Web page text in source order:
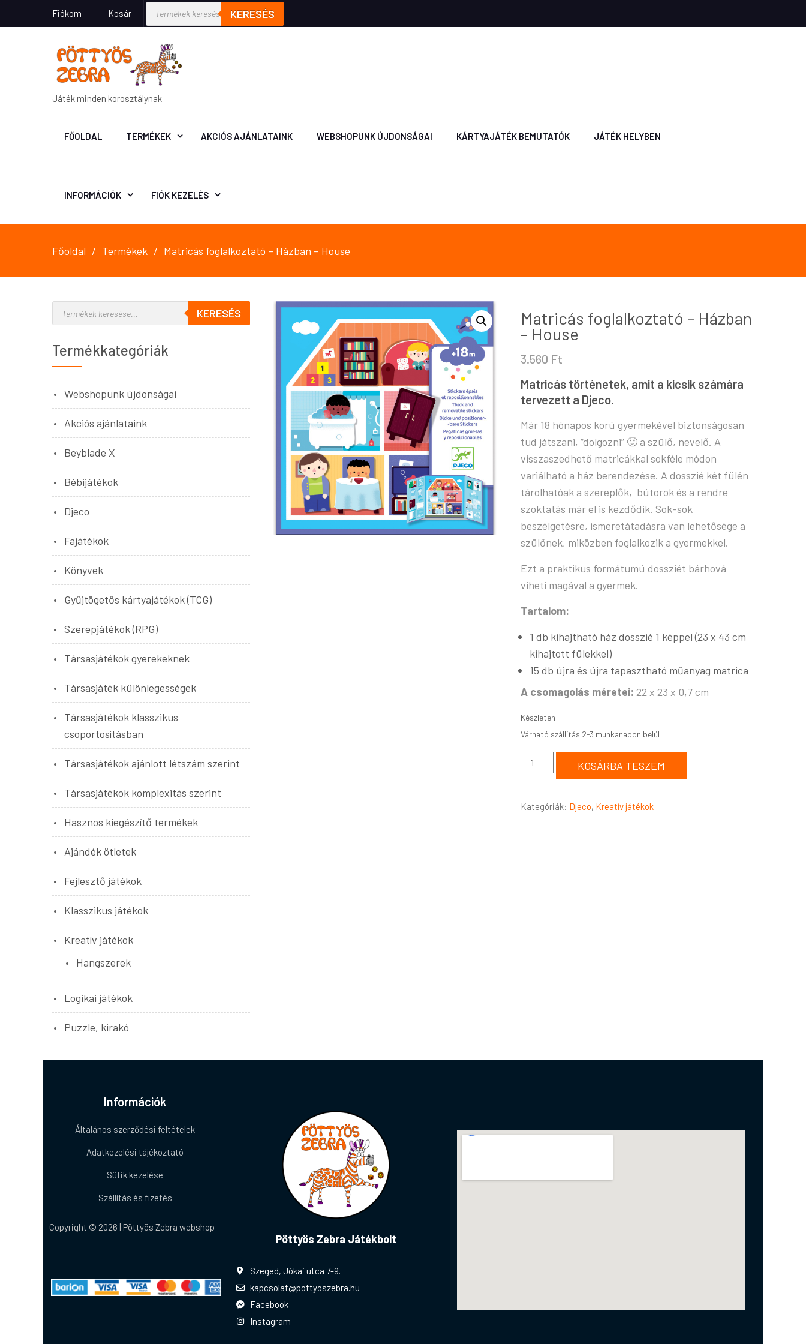
Fiókom Kosár KERESÉS
Játék minden korosztálynak
FŐOLDAL TERMÉKEK AKCIÓS AJÁNLATAINK WEBSHOPUNK ÚJDONSÁGAI KÁRTYAJÁTÉK BEMUTATÓK JÁTÉK HELYBEN
INFORMÁCIÓK FIÓK KEZELÉS
Főoldal Termékek Matricás foglalkoztató – Házban – House
Matricás foglalkoztató – Házban
– House
3.560 Ft
Matricás történetek, amit a kicsik számára
tervezett a Djeco.
Már 18 hónapos korú gyermekével biztonságosan
tud játszani, “dolgozni” 🙂 a szülő, nevelő. A
visszaszedhető matricákkal sokféle módon
variálható a ház berendezése. A dosszié két fülén
tárolhatóak a szereplők, bútorok és a rendre
szoktatás már el is kezdődik. Sok-sok
beszélgetésre, ismeretátadásra van lehetősége a
szülőnek, miközben foglalkozik a gyermekkel.
Ezt a praktikus formátumú dossziét bárhová
viheti magával a gyermek.
Tartalom:
1 db kihajtható ház dosszié 1 képpel (23 x 43 cm
kihajtott fülekkel)
15 db újra és újra tapasztható műanyag matrica
A csomagolás méretei: 22 x 23 x 0,7 cm
Készleten
KOSÁRBA TESZEM
Kategóriák: Djeco, Kreatív játékok
KERESÉS
Termékkategóriák
Webshopunk újdonságai
Akciós ajánlataink
Beyblade X
Bébijátékok
Djeco
Fajátékok
Könyvek
Gyűjtögetős kártyajátékok (TCG)
Szerepjátékok (RPG)
Társasjátékok gyerekeknek
Társasjáték különlegességek
Társasjátékok klasszikus
csoportosításban
Társasjátékok ajánlott létszám szerint
Társasjátékok komplexitás szerint
Hasznos kiegészítő termékek
Ajándék ötletek
Fejlesztő játékok
Klasszikus játékok
Kreatív játékok
Hangszerek
Logikai játékok
Puzzle, kirakó
Információk
Általános szerződési feltételek
Adatkezelési tájékoztató
Sütik kezelése
Szállítás és fizetés
Copyright © 2026 | Pöttyös Zebra webshop
Pöttyös Zebra Játékbolt
Szeged, Jókai utca 7-9.
kapcsolat@pottyoszebra.hu
Facebook
Instagram